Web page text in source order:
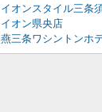
イオンスタイル三条
イオン県央店
燕三条ワシントンホ